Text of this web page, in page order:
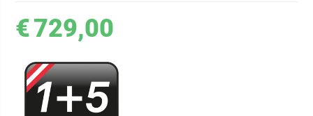
€729,00